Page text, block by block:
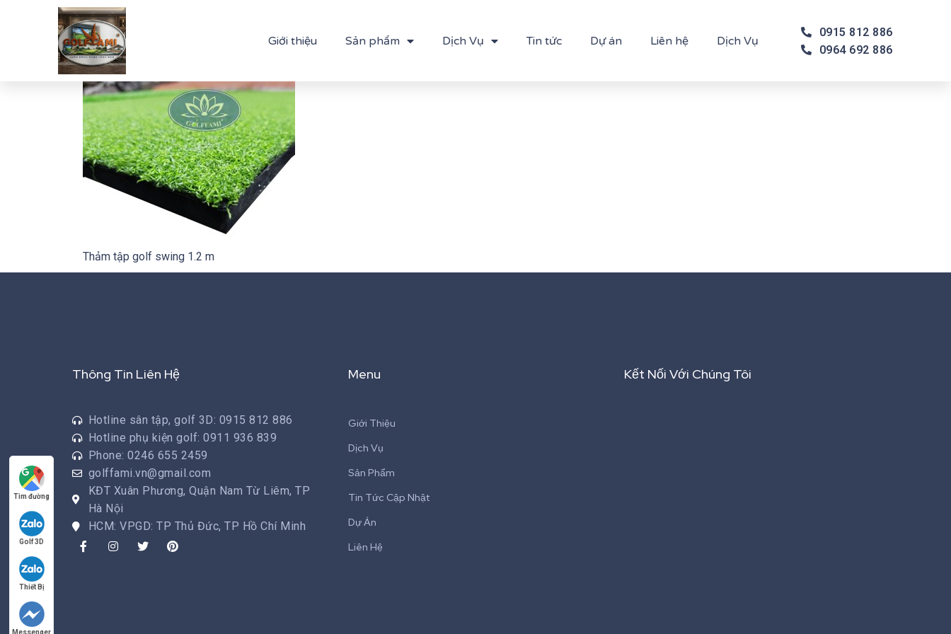
Giới thiệu Sản phẩm Dịch Vụ Tin tức Dự án Liên hệ Dịch Vụ
0915 812 886
0964 692 886
Thảm tập golf swing 1.2 m
Thông Tin Liên Hệ
Hotline sân tập, golf 3D: 0915 812 886
Hotline phụ kiện golf: 0911 936 839
Phone: 0246 655 2459
golffami.vn@gmail.com
KĐT Xuân Phương, Quận Nam Từ Liêm, TP
Hà Nội
HCM: VPGD: TP Thủ Đức, TP Hồ Chí Minh
Menu
Giới Thiệu
Dịch Vụ
Sản Phẩm
Tin Tức Cập Nhật
Dự Án
Liên Hệ
Kết Nối Với Chúng Tôi
Tìm đường
Golf 3D
Thiết Bị
Messenger